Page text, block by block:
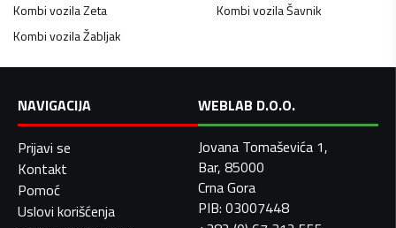
Kombi vozilaZeta Kombi vozilaŠavnik
Kombi vozilaŽabljak
NAVIGACIJA
Prijavi se
Kontakt
Pomoć
Uslovi korišćenja
WEBLAB D.O.O.
Jovana Tomaševića 1,
Bar, 85000
Crna Gora
PIB: 03007448